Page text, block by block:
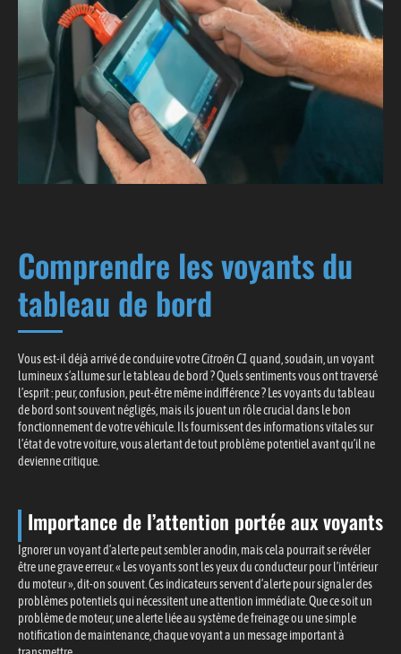
Comprendre les voyants du
tableau de bord
Vous est-il déjà arrivé de conduire votreCitroën C1 quand, soudain, un voyant
lumineux s’allume sur le tableau de bord ? Quels sentiments vous ont traversé
l’esprit : peur, confusion, peut-être même indifférence ? Les voyants du tableau
de bord sont souvent négligés, mais ils jouent un rôle crucial dans le bon
fonctionnement de votre véhicule. Ils fournissent des informations vitales sur
l’état de votre voiture, vous alertant de tout problème potentiel avant qu’il ne
devienne critique.
Importance de l’attention portée aux voyants
Ignorer un voyant d’alerte peut sembler anodin, mais cela pourrait se révéler
être une grave erreur. « Les voyants sont les yeux du conducteur pour l’intérieur
du moteur », dit-on souvent. Ces indicateurs servent d’alerte pour signaler des
problèmes potentiels qui nécessitent une attention immédiate. Que ce soit un
problème de moteur, une alerte liée au système de freinage ou une simple
notification de maintenance, chaque voyant a un message important à